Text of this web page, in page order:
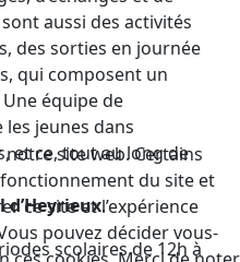
aussi des activités
des sorties en journée
qui composent un
équipe de
jeunes dans
et ce, tout au long de
.
scolaires de 12h à
site web. Certains
du site et
ce site et l’expérience
pouvez décider vous-